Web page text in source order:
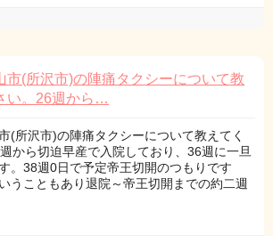
市(所沢市)の陣痛タクシーについて教
い。26週から…
(所沢市)の陣痛タクシーについて教えてく
から切迫早産で入院しており、36週に一旦
。38週0日で予定帝王切開のつもりです
うこともあり退院～帝王切開までの約二週